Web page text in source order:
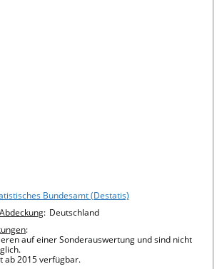
Bundesamt (Destatis)
: Deutschland
:
auf einer Sonderauswertung und sind nicht
ab 2015 verfügbar.